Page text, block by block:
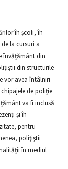
în şcoli, în
la cursuri a
învăţământ din
din structurile
vor avea întâlniri
de poliţie
va fi inclusă
şi în
pentru
poliţiştii
în mediul